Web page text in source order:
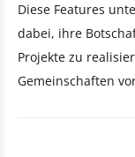
Diese Features
dabei, ihre
Projekte zu
Gemeinschaften